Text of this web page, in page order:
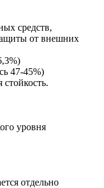
средств,
от внешних
47-45%)
стойкость.
уровня
отдельно